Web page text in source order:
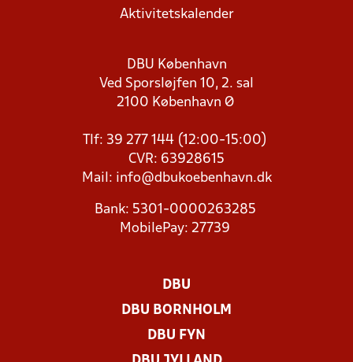
Aktivitetskalender
DBU København
Ved Sporsløjfen 10, 2. sal
2100 København Ø
Tlf: 39 277 144 (12:00-15:00)
CVR: 63928615
Mail: info@dbukoebenhavn.dk
Bank: 5301-0000263285
MobilePay: 27739
DBU
DBU BORNHOLM
DBU FYN